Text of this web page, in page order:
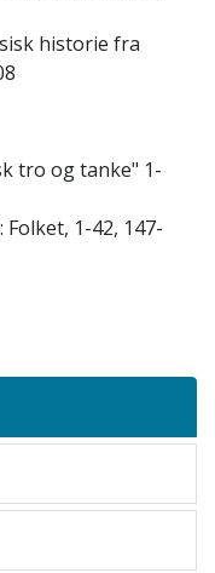
historie fra
tro og tanke" 1-
Folket, 1-42, 147-